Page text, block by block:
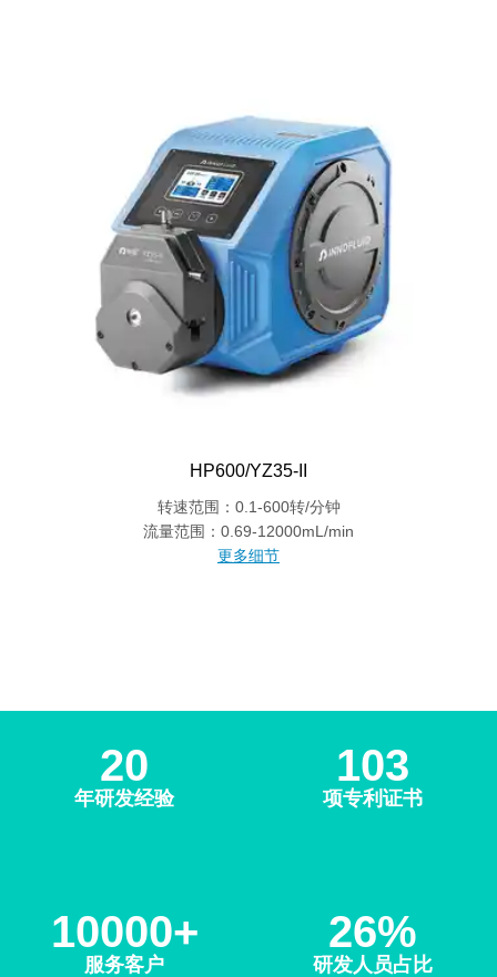
HP600/YZ35-II
转速范围：0.1-600转/分钟
流量范围：0.69-12000mL/min
更多细节
20
年研发经验
103
项专利证书
10000+
服务客户
26%
研发人员占比